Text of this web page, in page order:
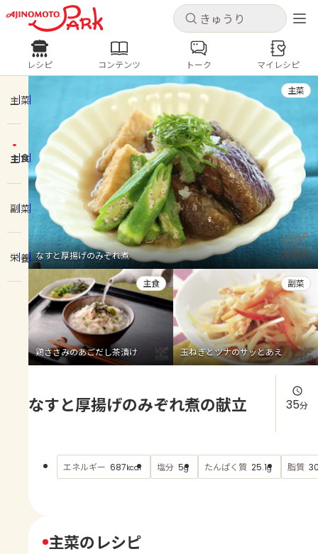
キャンセル
ログインするとレシピを保存できます
ログイン 新規登録
ホーム
コンテンツ
レシピ
トーク
よくあるお問い合わせ
お買い物
AJINOMOTO PARK とは
キャンセル
レシピ コンテンツ
人気の食材・レシピ
きゅうり なす トマト
とうもろこし
ピーマン
みょうが ゴーヤ
レシピ コンテンツ トーク マイレシピ
主菜
主食
副菜
栄養 なすと厚揚げのみぞれ煮
主菜
鶏ささみのあごだし茶漬け
主食
玉ねぎとツナのサッとあえ
副菜
なすと厚揚げのみぞれ煮の献立 35分
エネルギー 687kcal 塩分 5g たんぱく質 25.1g 脂質
主菜のレシピ